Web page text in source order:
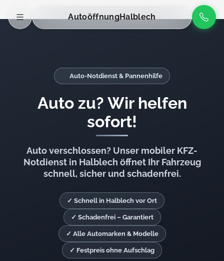
AutoöffnungHalblech
Auto-Notdienst & Pannenhilfe
Auto zu? Wir helfen
sofort!
Auto verschlossen? Unser mobiler KFZ-
Notdienst in Halblech öffnet Ihr Fahrzeug
schnell, sicher und schadenfrei.
✓ Schnell in Halblech vor Ort
✓ Schadenfrei – Garantiert
✓ Alle Automarken & Modelle
✓ Festpreis ohne Aufschlag